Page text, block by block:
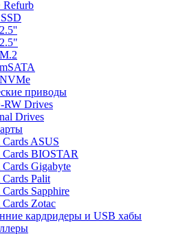
приводы
Drives
Drives
ASUS
BIOSTAR
Gigabyte
Palit
Sapphire
Zotac
кардридеры и USB хабы